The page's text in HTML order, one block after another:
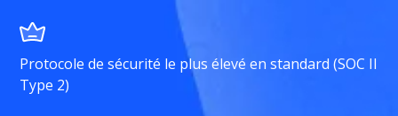
Protocole de sécurité le plus élevé en standard (SOC II
Type 2)